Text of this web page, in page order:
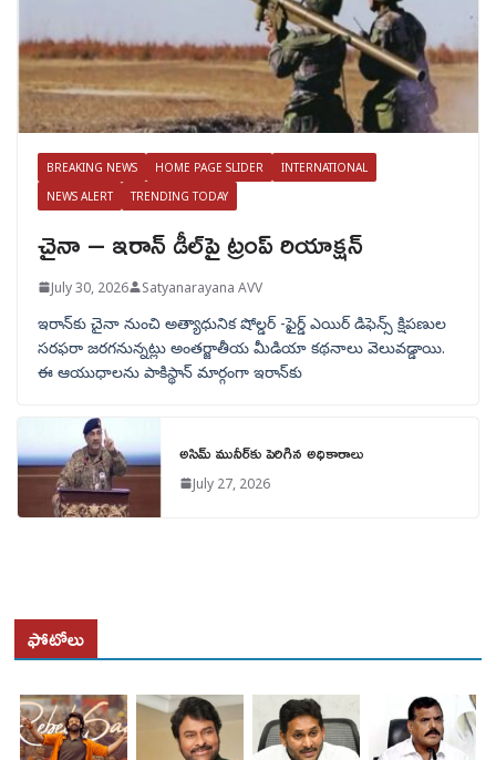
BREAKING NEWS HOME PAGE SLIDER
INTERNATIONAL
NEWS ALERT
TRENDING TODAY
చైనా – ఇరాన్ డీల్‌పై ట్రంప్ రియాక్షన్
July 30, 2026 Satyanarayana AVV
ఇరాన్‌కు చైనా నుంచి అత్యాధునిక షోల్డర్‌ -ఫైర్డ్ ఎయిర్ డిఫెన్స్ క్షిపణుల
సరఫరా జరగనున్నట్లు అంతర్జాతీయ మీడియా కథనాలు వెలువడ్డాయి.
ఈ ఆయుధాలను పాకిస్థాన్‌ మార్గంగా ఇరాన్‌కు
అసిమ్ మునీర్‌కు పెరిగిన అధికారాలు
July 27, 2026
ఫోటోలు